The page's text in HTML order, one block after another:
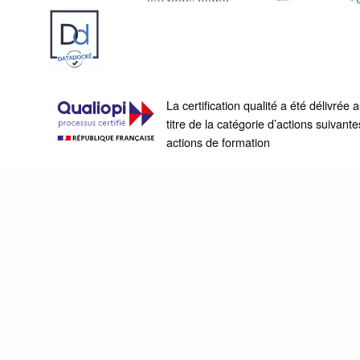
La certification qualité a été délivrée
titre de la catégorie d’actions
actions de formation